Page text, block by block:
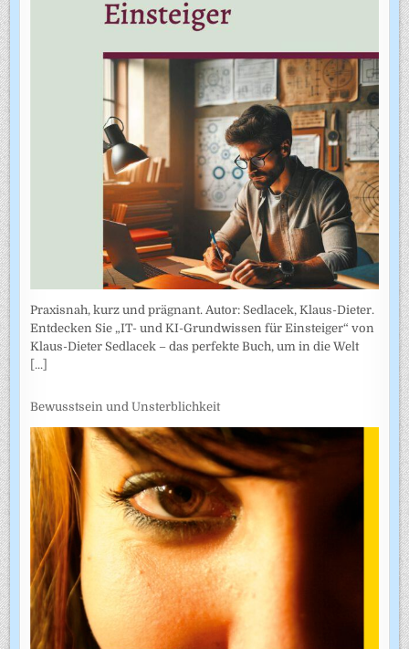
Praxisnah, kurz und prägnant. Autor: Sedlacek, Klaus-Dieter.
Entdecken Sie „IT- und KI-Grundwissen für Einsteiger“ von
Klaus-Dieter Sedlacek – das perfekte Buch, um in die Welt
[...]
Bewusstsein und Unsterblichkeit